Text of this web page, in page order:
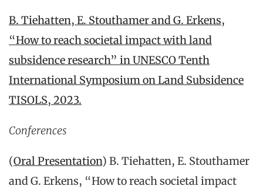
B. Tiehatten, E. Stouthamer and G. Erkens,
“How to reach societal impact with land
subsidence research” in UNESCO Tenth
International Symposium on Land Subsidence
TISOLS, 2023.
Conferences
(Oral Presentation) B. Tiehatten, E. Stouthamer
and G. Erkens, “How to reach societal impact